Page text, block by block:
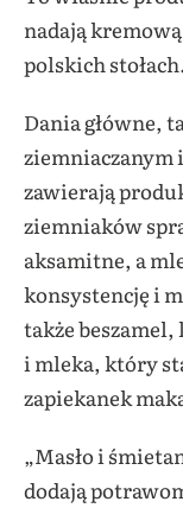
nadają
polskich stołach.
Dania główne,
ziemniaczanym
zawierają
ziemniaków
aksamitne, a
konsystencję i
także beszamel,
i mleka, który
zapiekanek
„Masło i
dodają